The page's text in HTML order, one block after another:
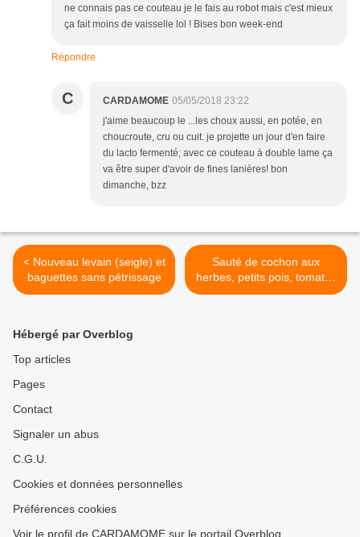
ne connais pas ce couteau je le fais au robot mais c'est mieux
ça fait moins de vaisselle lol ! Bises bon week-end
Répondre
C CARDAMOME 05/05/2018 23:22
j'aime beaucoup le ...les choux aussi, en potée, en
choucroute, cru ou cuit. je projette un jour d'en faire
du lacto fermenté; avec ce couteau à double lame ça
va être super d'avoir de fines lanières! bon
dimanche, bzz
< Nouveau levain (seigle) et
baguettes sans pétrissage
Sauté de cochon aux
herbes, petits pois, tomates
séchées, chou à l'étouffée (
Hébergé par Overblog
Top articles
Pages
Contact
Signaler un abus
C.G.U.
Cookies et données personnelles
Préférences cookies
Voir le profil de CARDAMOME sur le portail Overblog